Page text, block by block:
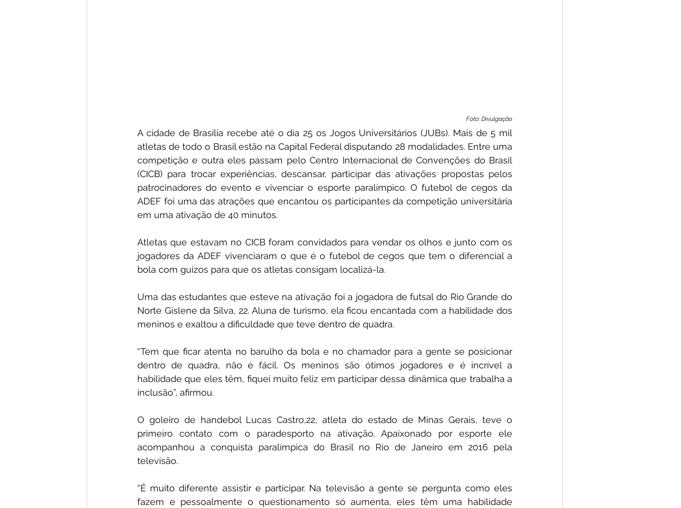
Foto: Divulgação
A cidade de Brasília recebe até o dia 25 os Jogos Universitários (JUBs). Mais de 5 mil
atletas de todo o Brasil estão na Capital Federal disputando 28 modalidades. Entre uma
competição e outra eles passam pelo Centro Internacional de Convenções do Brasil
(CICB) para trocar experiências, descansar, participar das ativações propostas pelos
patrocinadores do evento e vivenciar o esporte paralímpico. O futebol de cegos da
ADEF foi uma das atrações que encantou os participantes da competição universitária
em uma ativação de 40 minutos.
Atletas que estavam no CICB foram convidados para vendar os olhos e junto com os
jogadores da ADEF vivenciaram o que é o futebol de cegos que tem o diferencial a
bola com guizos para que os atletas consigam localizá-la.
Uma das estudantes que esteve na ativação foi a jogadora de futsal do Rio Grande do
Norte Gislene da Silva, 22. Aluna de turismo, ela ficou encantada com a habilidade dos
meninos e exaltou a dificuldade que teve dentro de quadra.
“Tem que ficar atenta no barulho da bola e no chamador para a gente se posicionar
dentro de quadra, não é fácil. Os meninos são ótimos jogadores e é incrível a
habilidade que eles têm, fiquei muito feliz em participar dessa dinâmica que trabalha a
inclusão”, afirmou.
O goleiro de handebol Lucas Castro,22, atleta do estado de Minas Gerais, teve o
primeiro contato com o paradesporto na ativação. Apaixonado por esporte ele
acompanhou a conquista paralímpica do Brasil no Rio de Janeiro em 2016 pela
televisão.
“É muito diferente assistir e participar. Na televisão a gente se pergunta como eles
fazem e pessoalmente o questionamento só aumenta, eles têm uma habilidade